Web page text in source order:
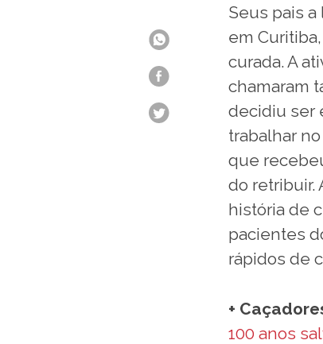
Seus pais
em
curada. A
chamaram
decidiu ser
trabalhar
que
do retribuir.
história de
pacientes
rápidos de
+
100 anos